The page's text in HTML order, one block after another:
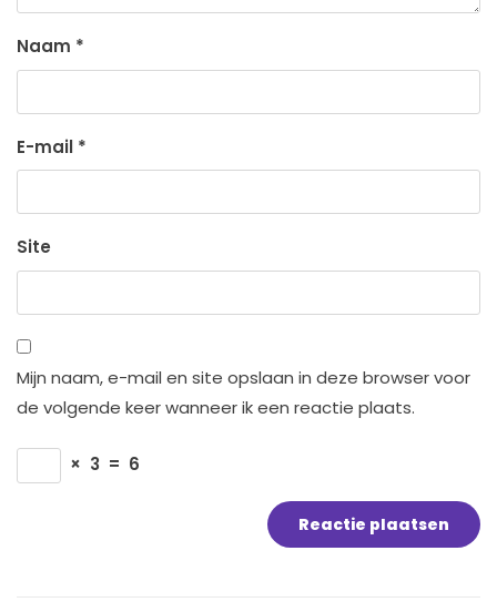
Naam *
E-mail *
Site
Mijn naam, e-mail en site opslaan in deze browser voor
de volgende keer wanneer ik een reactie plaats.
× 3 = 6